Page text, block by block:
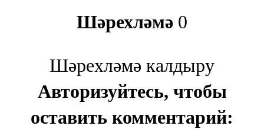
Шәрехләмә 0
Шәрехләмә калдыру
Авторизуйтесь, чтобы
оставить комментарий: